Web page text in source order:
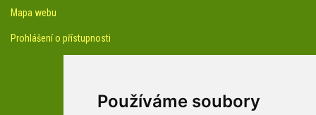
Používáme soubory
Mapa webu
Prohlášení o přístupnosti